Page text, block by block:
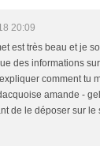
20:09
est très beau et je
des informations
comment tu
amande -
de le déposer sur le